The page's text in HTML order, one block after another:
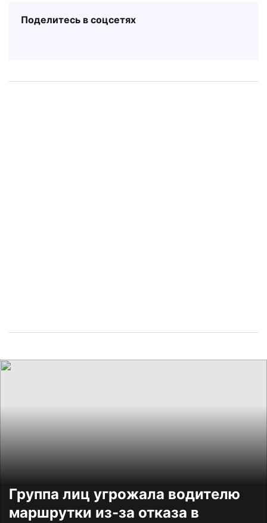
Поделитесь в соцсетях
Группа лиц угрожала водителю
маршрутки из-за отказа в